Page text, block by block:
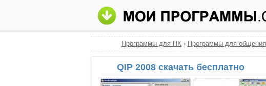
Программы для ПК › Программы для общения
QIP 2008 скачать бесплатно